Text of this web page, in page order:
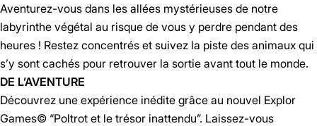
Aventurez-vous dans les allées mystérieuses de notre
labyrinthe végétal au risque de vous y perdre pendant des
heures ! Restez concentrés et suivez la piste des animaux qui
s’y sont cachés pour retrouver la sortie avant tout le monde.
DE L’AVENTURE
Découvrez une expérience inédite grâce au nouvel Explor
Games© “Poltrot et le trésor inattendu”. Laissez-vous